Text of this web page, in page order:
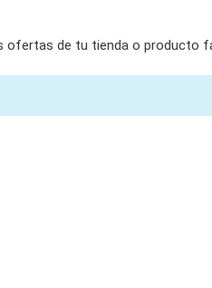
de tu tienda o producto